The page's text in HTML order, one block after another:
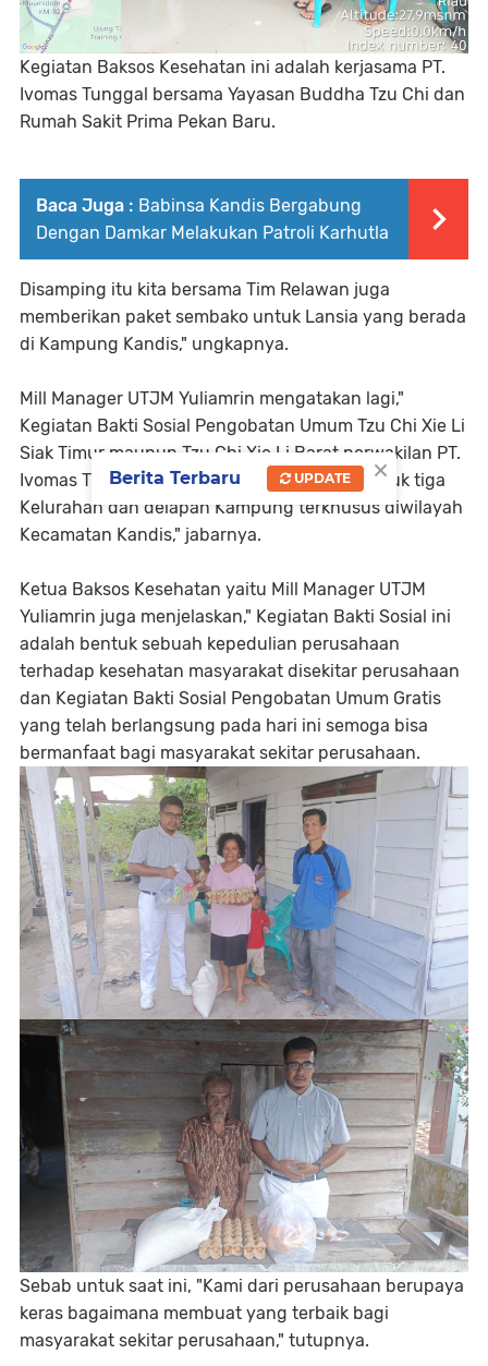
Kegiatan Baksos Kesehatan ini adalah kerjasama PT.
Ivomas Tunggal bersama Yayasan Buddha Tzu Chi dan
Rumah Sakit Prima Pekan Baru.
Baca Juga : Babinsa Kandis Bergabung
Dengan Damkar Melakukan Patroli Karhutla
Disamping itu kita bersama Tim Relawan juga
memberikan paket sembako untuk Lansia yang berada
di Kampung Kandis," ungkapnya.
Mill Manager UTJM Yuliamrin mengatakan lagi,"
Kegiatan Bakti Sosial Pengobatan Umum Tzu Chi Xie Li
Siak Timur maupun Tzu Chi Xie Li Barat perwakilan PT.
Ivomas Tunggal akan terus diprogramkan untuk tiga
Kelurahan dan delapan Kampung terkhusus diwilayah
Kecamatan Kandis," jabarnya.
Ketua Baksos Kesehatan yaitu Mill Manager UTJM
Yuliamrin juga menjelaskan," Kegiatan Bakti Sosial ini
adalah bentuk sebuah kepedulian perusahaan
terhadap kesehatan masyarakat disekitar perusahaan
dan Kegiatan Bakti Sosial Pengobatan Umum Gratis
yang telah berlangsung pada hari ini semoga bisa
bermanfaat bagi masyarakat sekitar perusahaan.
Sebab untuk saat ini, "Kami dari perusahaan berupaya
keras bagaimana membuat yang terbaik bagi
masyarakat sekitar perusahaan," tutupnya.
×
Berita Terbaru UPDATE